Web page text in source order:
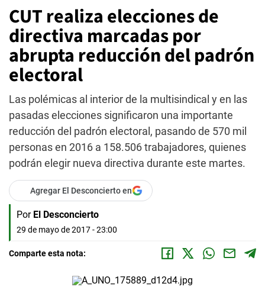
CUT realiza elecciones de
directiva marcadas por
abrupta reducción del padrón
electoral
Las polémicas al interior de la multisindical y en las
pasadas elecciones significaron una importante
reducción del padrón electoral, pasando de 570 mil
personas en 2016 a 158.506 trabajadores, quienes
podrán elegir nueva directiva durante este martes.
Agregar El Desconcierto en
Por El Desconcierto
29 de mayo de 2017 - 23:00
Comparte esta nota: